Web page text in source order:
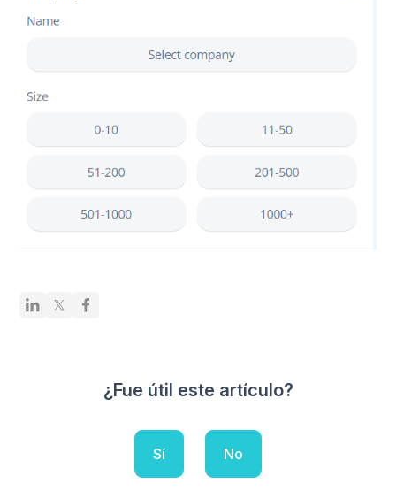
¿Fue útil este artículo?
Sí No